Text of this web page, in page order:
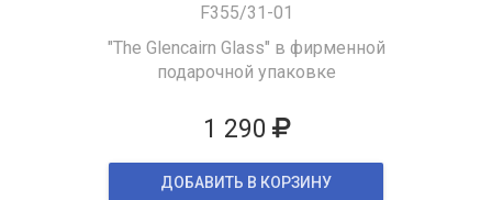
F355/31-01
"The Glencairn Glass" в фирменной
подарочной упаковке
1 290
ДОБАВИТЬ В КОРЗИНУ